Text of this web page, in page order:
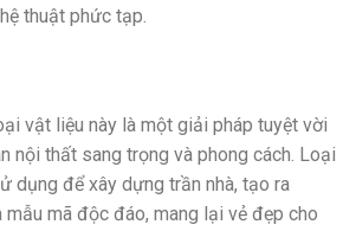
thuật phức tạp.
vật liệu này là một giải pháp tuyệt vời
nội thất sang trọng và phong cách. Loại
dụng để xây dựng trần nhà, tạo ra
mẫu mã độc đáo, mang lại vẻ đẹp cho